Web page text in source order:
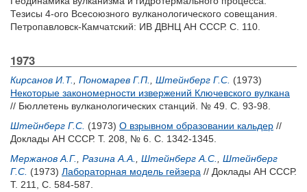
Тезисы 4-ого Всесоюзного вулканологического совещания.
Петропавловск-Камчатский: ИВ ДВНЦ АН СССР. С. 110.
1973
Кирсанов И.Т. Пономарев Г.П. Штейнберг Г.С. (1973)
Некоторые закономерности извержений Ключевского вулкана
// Бюллетень вулканологических станций. № 49. С. 93-98.
Штейнберг Г.С. (1973) О взрывном образовании кальдер //
Доклады АН СССР. Т. 208, № 6. С. 1342-1345.
Мержанов А.Г.
Разина А.А. Штейнберг А.С.
Штейнберг
Г.С. (1973) Лабораторная модель гейзера // Доклады АН СССР.
Т. 211, С. 584-587.